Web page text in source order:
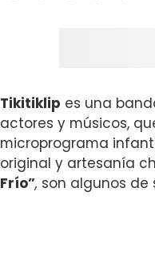
Tikitiklip es una
actores y músicos,
microprograma
original y artesanía
Frío”, son algunos de